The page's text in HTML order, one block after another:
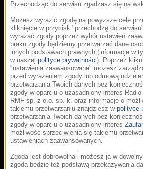
Przechodząc do serwisu zgadzasz się na
Możesz wyrazić zgodę na powyższe cele
kliknięcie w przycisk "przechodzę do
wyrażać zgody poprzez wybór ustawień
braku zgody będziemy przetwarzać dane
innych podstawach prawnych (informacje w
w naszej polityce prywatności). Poprzez
"ustawienia zaawansowane" możesz
przed wyrażeniem zgody lub odmową
przetwarzania Twoich danych bez
zgody w oparciu o uzasadniony interes
RMF sp. z o.o. sp. k. oraz informacje o
takiemu przetwarzaniu znajdziesz w polityce
przetwarzania Twoich danych bez
zgody w oparciu o uzasadniony interes
możliwość sprzeciwienia się takiemu
ustawieniach zaawansowanych.
Zgoda jest dobrowolna i możesz ją w
zgoda będzie też podstawą przekazywania